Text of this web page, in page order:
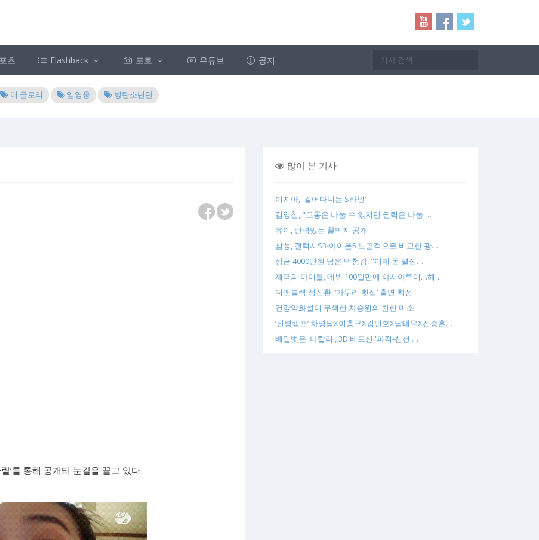
츠 Flashback 포토 유튜브 공지
더 글로리 임영웅 방탄소년단
’를 통해 공개돼 눈길을 끌고 있다.
많이 본 기사
이지아, '걸어다니는 S라인'
김영철, "고통은 나눌 수 있지만 권력은 나눌 …
유이, 탄력있는 꿀벅지 공개
삼성, 갤럭시S3-아이폰5 노골적으로 비교한 광…
상금 4000만원 남은 백청강, "이제 돈 열심…
제국의 아이들, 데뷔 100일만에 아시아투어…해…
더맨블랙 정진환, ‘가두리 횟집’ 출연 확정
건강악화설이 무색한 차승원의 환한 미소
‘신병캠프’ 차영남X이충구X김민호X남태우X전승훈…
베일벗은 '나탈리', 3D 베드신 '파격-신선'…